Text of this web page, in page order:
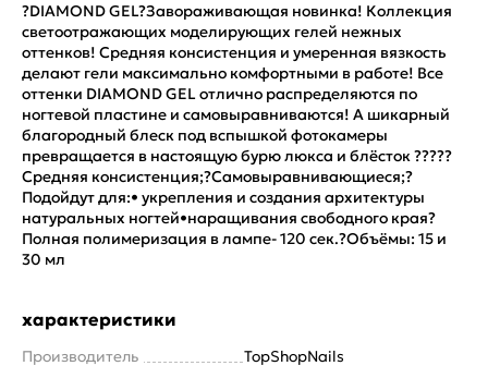
?DIAMOND GEL?Завораживающая новинка! Коллекция
светоотражающих моделирующих гелей нежных
оттенков! Средняя консистенция и умеренная вязкость
делают гели максимально комфортными в работе! Все
оттенки DIAMOND GEL отлично распределяются по
ногтевой пластине и самовыравниваются! А шикарный
благородный блеск под вспышкой фотокамеры
превращается в настоящую бурю люкса и блёсток ?????
Средняя консистенция;?Самовыравнивающиеся;?
Подойдут для:• укрепления и создания архитектуры
натуральных ногтей•наращивания свободного края?
Полная полимеризация в лампе- 120 сек.?Объёмы: 15 и
30 мл
характеристики
Производитель
TopShopNails